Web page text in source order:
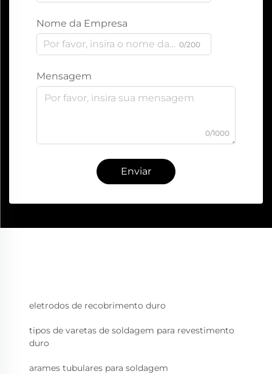
Nome da Empresa
0/200
Mensagem
0/1000
Enviar
eletrodos de recobrimento duro
tipos de varetas de soldagem para revestimento
duro
arames tubulares para soldagem